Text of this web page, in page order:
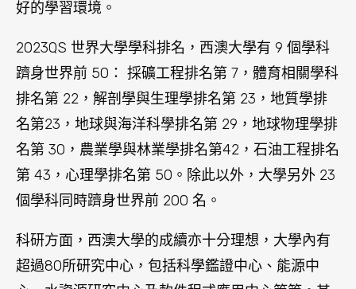
超過80所研究中心，包括科學鑑證中心、能源中
心、水資源研究中心及軟件程式應用中心等等。其
中於2005年，西澳大學的臨床教授Barry Marshall
因其研究對十二指腸潰瘍的幫助而獲頒發諾貝爾
獎。西澳政府多個首相亦是西澳大學的校友。
西澳大學 University of Western Australia 提供多元
化的課程，優越設施，世界級的研究資源，超過
150 個大學課外活動組織和許多文化社交活動，校
園生活多采多姿，充滿活力，促使西澳大學
University of Western Australia 成為澳洲Number
1 最多校園課外活動的大學(international student